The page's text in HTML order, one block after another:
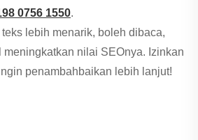
0756 1550.
lebih menarik, boleh dibaca,
nilai SEOnya. Izinkan
penambahbaikan lebih lanjut!